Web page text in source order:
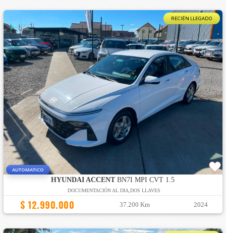
RECIÉN LLEGADO
AUTOMATICO
HYUNDAI ACCENTBN7I MPI CVT 1.5
DOCUMENTACIÓN AL DIA,DOS LLAVES
$ 12.990.000 37.200 Km 2024